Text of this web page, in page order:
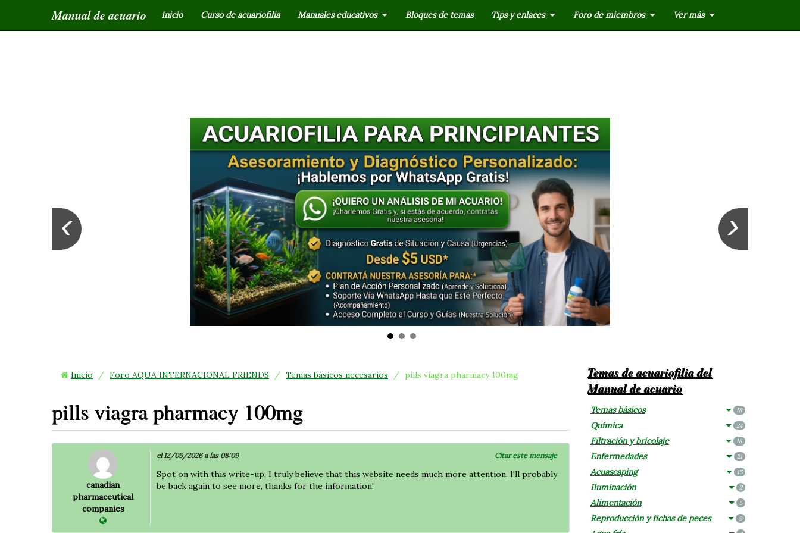
Manual de acuario Inicio Curso de acuariofilia Manuales educativos Bloques de temas Tips y enlaces Foro de miembros Ver más
‹ ›
Inicio / Foro AQUA INTERNACIONAL FRIENDS / Temas básicos necesarios / pills viagra pharmacy 100mg
pills viagra pharmacy 100mg
canadian
pharmaceutical
companies
el 12/05/2026 a las 08:09 Citar este mensaje
Spot on with this write-up, I truly believe that this website needs much more attention. I'll probably
be back again to see more, thanks for the information!
Temas de acuariofilia del
Manual de acuario
Temas básicos 18
Química 24
Filtración y bricolaje 18
Enfermedades 21
Acuascaping 15
Iluminación 2
Alimentación 5
Reproducción y fichas de peces 9